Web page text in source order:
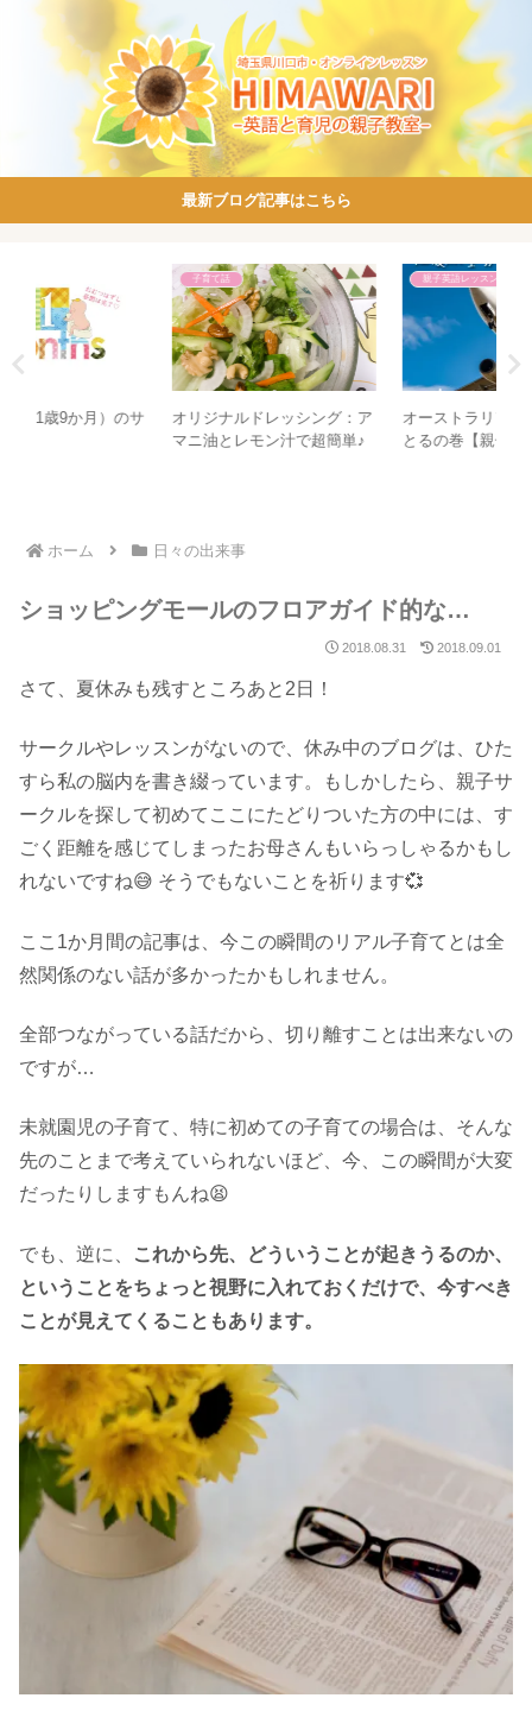
最新ブログ記事はこちら
オリジナルドレッシング：ア
マニ油とレモン汁で超簡単♪
親子英語レッスン
オーストラリア往復航空券を
とるの巻【親子留学物語】
ホーム 日々の出来事
ショッピングモールのフロアガイド的な…
2018.08.31 2018.09.01
さて、夏休みも残すところあと2日！
サークルやレッスンがないので、休み中のブログは、ひた
すら私の脳内を書き綴っています。もしかしたら、親子サ
ークルを探して初めてここにたどりついた方の中には、す
ごく距離を感じてしまったお母さんもいらっしゃるかもし
れないですね😅 そうでもないことを祈ります💞
ここ1か月間の記事は、今この瞬間のリアル子育てとは全
然関係のない話が多かったかもしれません。
全部つながっている話だから、切り離すことは出来ないの
ですが…
未就園児の子育て、特に初めての子育ての場合は、そんな
先のことまで考えていられないほど、今、この瞬間が大変
だったりしますもんね😫
でも、逆に、
これから先、どういうことが起きうるのか、
ということをちょっと視野に入れておくだけで、今すべき
ことが見えてくることもあります。